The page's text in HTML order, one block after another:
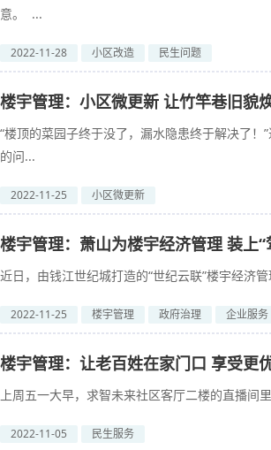
意。 ...
2022-11-28 小区改造 民生问题
楼宇管理：小区微更新 让竹竿巷旧貌
“楼顶的菜园子终于没了，漏水隐患终于解决了
的问...
2022-11-25 小区微更新
楼宇管理：萧山为楼宇经济管理 装上“
近日，由钱江世纪城打造的“世纪云联”楼宇经济
2022-11-25 楼宇管理 政府治理 企业服务
楼宇管理：让老百姓在家门口 享受更
上周五一大早，求智未来社区客厅二楼的直播
2022-11-05 民生服务